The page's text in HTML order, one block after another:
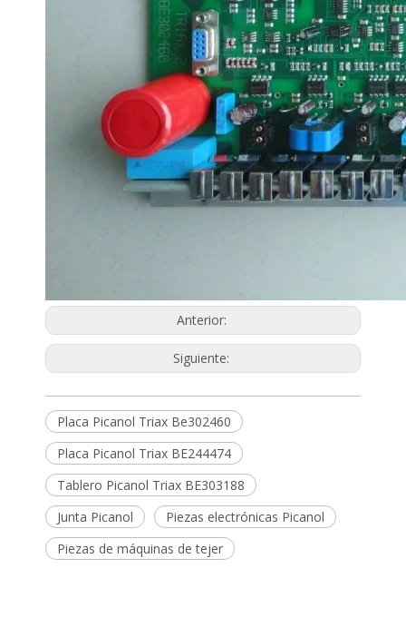
Anterior:
Siguiente:
Placa Picanol Triax Be302460
Placa Picanol Triax BE244474
Tablero Picanol Triax BE303188
Junta Picanol
Piezas electrónicas Picanol
Piezas de máquinas de tejer